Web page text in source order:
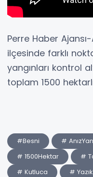
Perre Haber Ajansı-
ilçesinde farklı
yangınları kontrol
toplam 1500
#Besni #
# 1500Hektar
#
# Kutluca
#